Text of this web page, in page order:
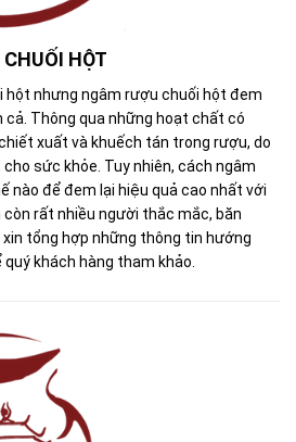
HỘT
hột nhưng ngâm rượu chuối hột đem
cả. Thông qua những hoạt chất có
xuất và khuếch tán trong rượu, do
sức khỏe. Tuy nhiên, cách ngâm
nào để đem lại hiệu quả cao nhất với
rất nhiều người thắc mắc, băn
xin tổng hợp những thông tin hướng
khách hàng tham khảo.